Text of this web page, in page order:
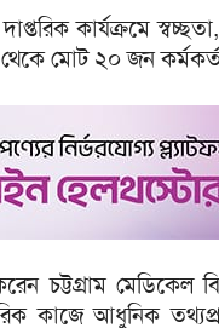
কার্যক্রমে
থেকে মোট ২০ জন
চট্টগ্রাম
কাজে আধুনিক